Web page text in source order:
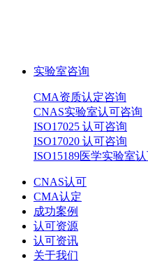
实验室咨询
CMA资质认定咨询
CNAS实验室认可咨询
ISO17025 认可咨询
ISO17020 认可咨询
ISO15189医学实验室
CNAS认可
CMA认定
成功案例
认可资源
认可资讯
关于我们